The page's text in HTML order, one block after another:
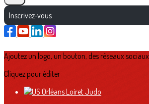
Inscrivez-vous
Ajoutez un logo, un bouton, des réseaux sociaux
Cliquez pour éditer